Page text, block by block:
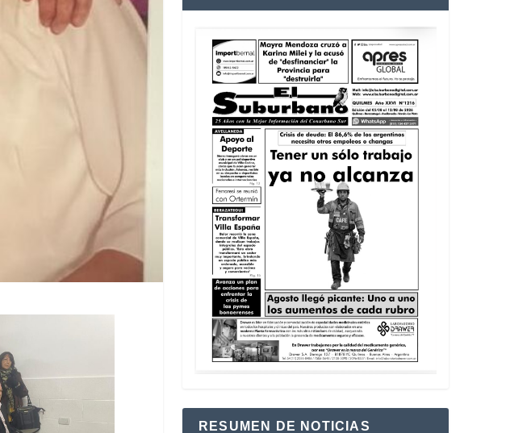
RESUMEN DE NOTICIAS